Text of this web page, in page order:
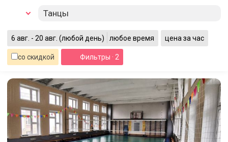
Танцы
6 авг. - 20 авг. (любой день) любое время цена за час
со скидкой Фильтры · 2